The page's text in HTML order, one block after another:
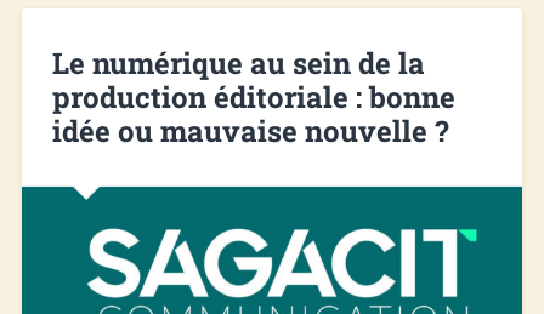
Le numérique au sein de la
production éditoriale : bonne
idée ou mauvaise nouvelle ?